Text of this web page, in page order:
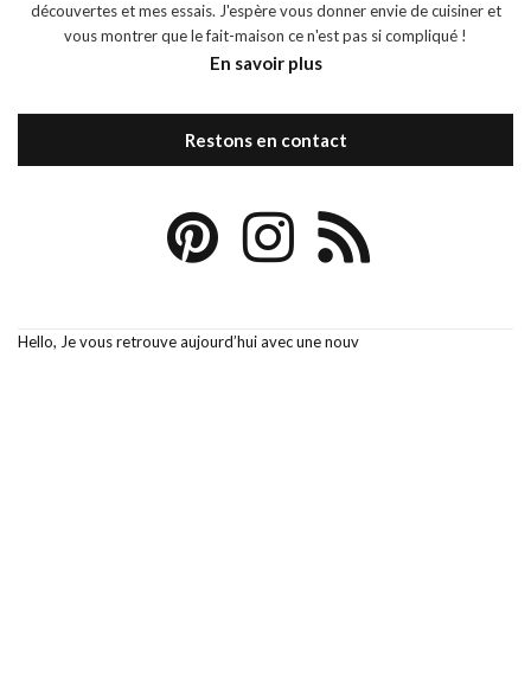
découvertes et mes essais. J'espère vous donner envie de cuisiner et
vous montrer que le fait-maison ce n'est pas si compliqué !
En savoir plus
Restons en contact
Hello, Je vous retrouve aujourd’hui avec une nouv